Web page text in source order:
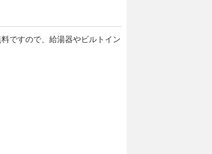
ですので、給湯器やビルトイン